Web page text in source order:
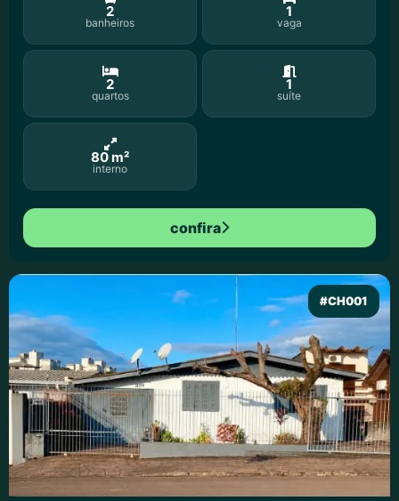
2
banheiros
1
vaga
2
quartos
1
suíte
80 m²
interno
confira
#CH001